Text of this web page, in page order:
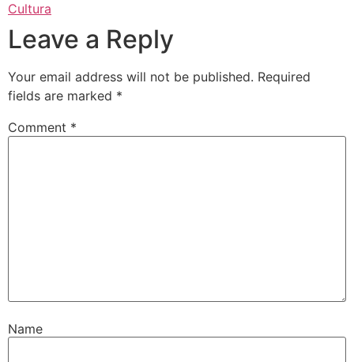
Cultura
Leave a Reply
Your email address will not be published. Required
fields are marked *
Comment *
Name